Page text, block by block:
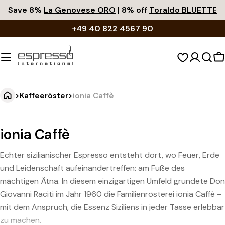
Zum
Inhalt
Save 8% La Genovese ORO | 8% off Toraldo BLUETTE
+49 40 822 4567 90
>Kaffeeröster>ionia Caffè
ionia Caffè
Echter sizilianischer Espresso entsteht dort, wo Feuer, Erde
und Leidenschaft aufeinandertreffen: am Fuße des
mächtigen Ätna. In diesem einzigartigen Umfeld gründete Don
Giovanni Raciti im Jahr 1960 die Familienrösterei ionia Caffè –
mit dem Anspruch, die Essenz Siziliens in jeder Tasse erlebbar
zu machen.